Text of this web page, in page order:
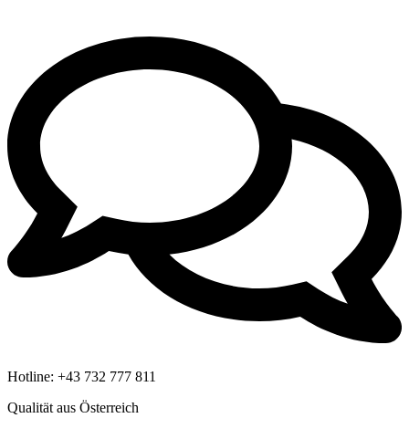
Hotline: +43 732 777 811
Qualität aus Österreich